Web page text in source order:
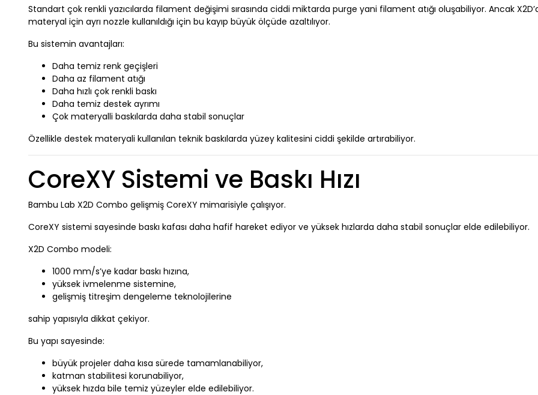
Standart çok renkli yazıcılarda filament değişimi sırasında ciddi miktarda purge yani filament atığı oluşabiliyor. Ancak
materyal için ayrı nozzle kullanıldığı için bu kayıp büyük ölçüde azaltılıyor.
Bu sistemin avantajları:
Daha temiz renk geçişleri
Daha az filament atığı
Daha hızlı çok renkli baskı
Daha temiz destek ayrımı
Çok materyalli baskılarda daha stabil sonuçlar
Özellikle destek materyali kullanılan teknik baskılarda yüzey kalitesini ciddi şekilde artırabiliyor.
CoreXY Sistemi ve Baskı Hızı
Bambu Lab X2D Combo gelişmiş CoreXY mimarisiyle çalışıyor.
CoreXY sistemi sayesinde baskı kafası daha hafif hareket ediyor ve yüksek hızlarda daha stabil sonuçlar elde edilebiliyor.
X2D Combo modeli:
1000 mm/s’ye kadar baskı hızına,
yüksek ivmelenme sistemine,
gelişmiş titreşim dengeleme teknolojilerine
sahip yapısıyla dikkat çekiyor.
Bu yapı sayesinde:
büyük projeler daha kısa sürede tamamlanabiliyor,
katman stabilitesi korunabiliyor,
yüksek hızda bile temiz yüzeyler elde edilebiliyor.